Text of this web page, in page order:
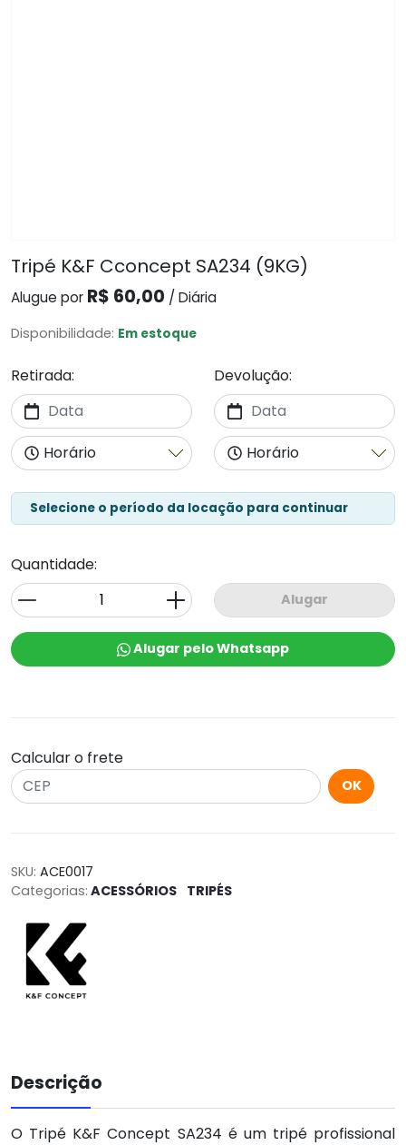
Tripé K&F Cconcept SA234 (9KG)
Alugue por R$ 60,00 / Diária
Disponibilidade: Em estoque
Retirada: Devolução:
Selecione o período da locação para continuar
Quantidade:
Alugar
Alugar pelo Whatsapp
Calcular o frete
OK
SKU: ACE0017
Categorias: ACESSÓRIOS TRIPÉS
Descrição
O Tripé K&F Concept SA234 é um tripé profissional